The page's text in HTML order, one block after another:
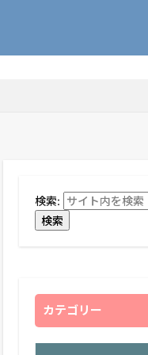
検索:
検索
カテゴリー